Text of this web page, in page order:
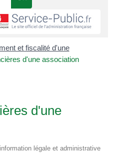
et fiscalité d'une
d'une association
d'une
légale et administrative